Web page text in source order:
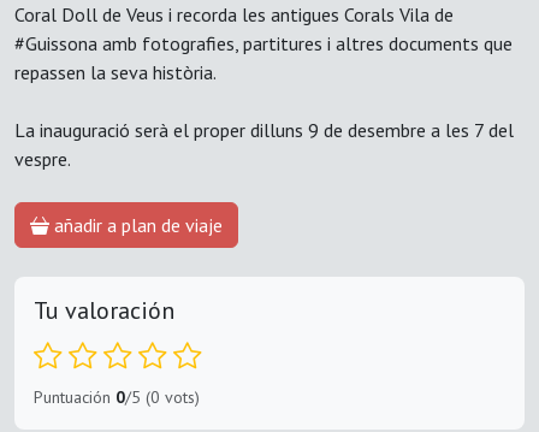
Coral Doll de Veus i recorda les antigues Corals Vila de
#Guissona amb fotografies, partitures i altres documents que
repassen la seva història.
La inauguració serà el proper dilluns 9 de desembre a les 7 del
vespre.
añadir a plan de viaje
Tu valoración
Puntuación 0/5 (0 vots)